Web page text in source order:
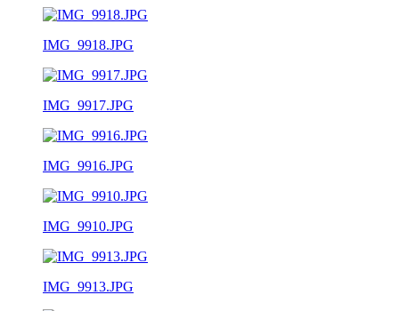
IMG_9918.JPG
IMG_9917.JPG
IMG_9916.JPG
IMG_9910.JPG
IMG_9913.JPG